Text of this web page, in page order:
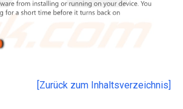
[Zurück zum Inhaltsverzeichnis]